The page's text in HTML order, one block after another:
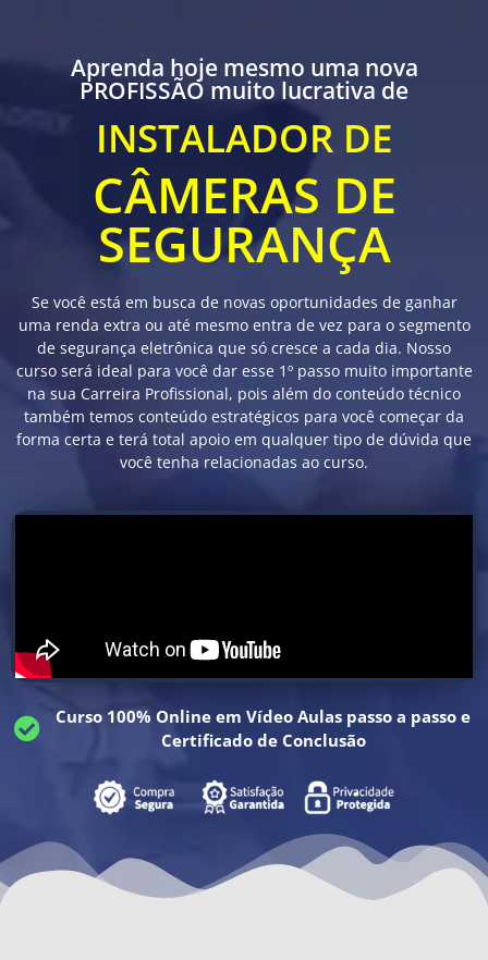
Aprenda hoje mesmo uma nova
PROFISSÃO muito lucrativa de
INSTALADOR DE
CÂMERAS DE
SEGURANÇA
Se você está em busca de novas oportunidades de ganhar
uma renda extra ou até mesmo entra de vez para o segmento
de segurança eletrônica que só cresce a cada dia. Nosso
curso será ideal para você dar esse 1º passo muito importante
na sua Carreira Profissional, pois além do conteúdo técnico
também temos conteúdo estratégicos para você começar da
forma certa e terá total apoio em qualquer tipo de dúvida que
você tenha relacionadas ao curso.
Curso 100% Online em Vídeo Aulas passo a passo e
Certificado de Conclusão